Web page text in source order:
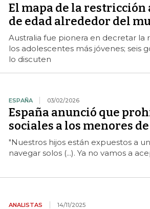
El mapa de la restricción
de edad alrededor del
Australia fue pionera en decretar la
los adolescentes más jóvenes; seis
lo discuten
ESPAÑA 03/02/2026
España anunció que
sociales a los menores de
"Nuestros hijos están expuestos a
navegar solos (...). Ya no vamos a
ANALISTAS 14/11/2025